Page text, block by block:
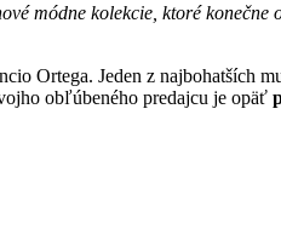
módne kolekcie, ktoré
Ortega. Jeden z najbohatších
obľúbeného predajcu je opäť